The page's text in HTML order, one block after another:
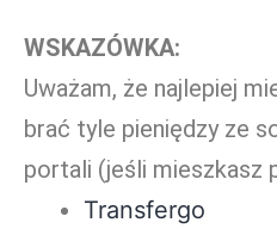
WSKAZÓWKA:
Uważam, że najlepiej
brać tyle pieniędzy ze
portali (jeśli mieszkasz
Transfergo